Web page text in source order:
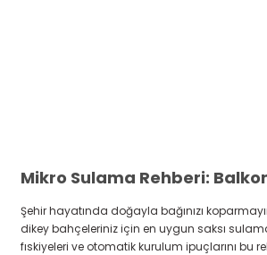
Şehir hayatında doğayla bağınızı
dikey bahçeleriniz için en uygun saksı
fıskiyeleri ve otomatik kurulum ipuçlarını bu